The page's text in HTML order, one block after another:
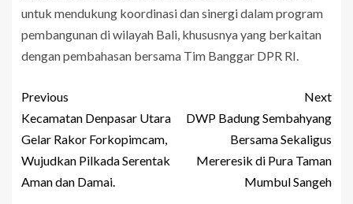
untuk mendukung koordinasi dan sinergi dalam program
pembangunan di wilayah Bali, khususnya yang berkaitan
dengan pembahasan bersama Tim Banggar DPR RI.
Previous
Kecamatan Denpasar Utara
Gelar Rakor Forkopimcam,
Wujudkan Pilkada Serentak
Aman dan Damai.
Next
DWP Badung Sembahyang
Bersama Sekaligus
Mereresik di Pura Taman
Mumbul Sangeh